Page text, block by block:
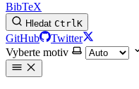
BibTeX
Hledat CtrlK
GitHub
Twitter
Vyberte motiv